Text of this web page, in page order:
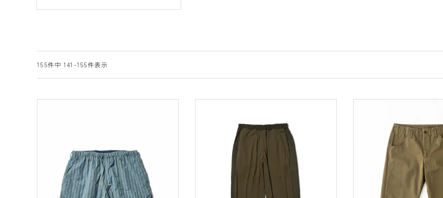
155件中 141 -155件表示